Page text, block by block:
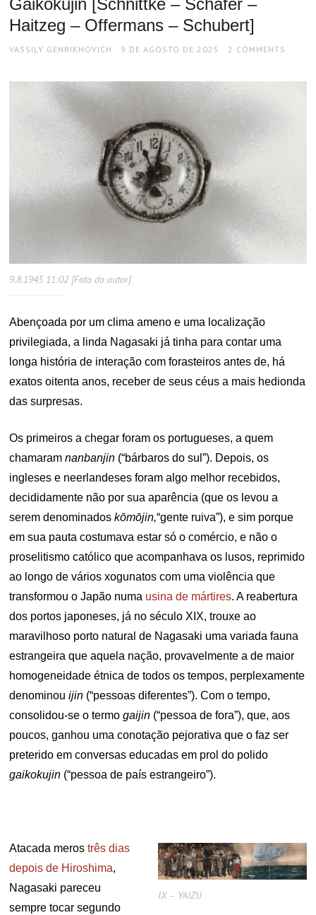
Gaikokujin [Schnittke – Schafer –
Haitzeg – Offermans – Schubert]
AUTHOR
VASSILY GENRIKHOVICH
POSTED
9 DE AGOSTO DE 2025 2 COMMENTS
9.8.1945 11:02 [Foto do autor]
Abençoada por um clima ameno e uma localização
privilegiada, a linda Nagasaki já tinha para contar uma
longa história de interação com forasteiros antes de, há
exatos oitenta anos, receber de seus céus a mais hedionda
das surpresas.
Os primeiros a chegar foram os portugueses, a quem
chamaramnanbanjin (“bárbaros do sul”). Depois, os
ingleses e neerlandeses foram algo melhor recebidos,
decididamente não por sua aparência (que os levou a
serem denominadoskōmōjin,“gente ruiva”), e sim porque
em sua pauta costumava estar só o comércio, e não o
proselitismo católico que acompanhava os lusos, reprimido
ao longo de vários xogunatos com uma violência que
transformou o Japão numa usina de mártires. A reabertura
dos portos japoneses, já no século XIX, trouxe ao
maravilhoso porto natural de Nagasaki uma variada fauna
estrangeira que aquela nação, provavelmente a de maior
homogeneidade étnica de todos os tempos, perplexamente
denominouijin (“pessoas diferentes”). Com o tempo,
consolidou-se o termogaijin (“pessoa de fora”), que, aos
poucos, ganhou uma conotação pejorativa que o faz ser
preterido em conversas educadas em prol do polido
gaikokujin (“pessoa de país estrangeiro”).
IX – YAIZU
Atacada merostrês dias
depois de Hiroshima,
Nagasaki pareceu
sempre tocar segundo